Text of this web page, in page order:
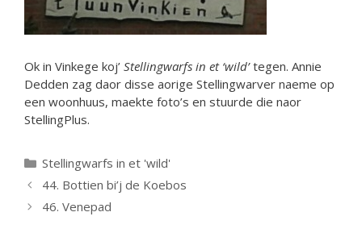
Ok in Vinkege koj’ Stellingwarfs in et ‘wild’tegen. Annie
Dedden zag daor disse aorige Stellingwarver naeme op
een woonhuus, maekte foto’s en stuurde die naor
StellingPlus.
Categorieën
Stellingwarfs in et 'wild'
44. Bottien bi’j de Koebos
46. Venepad